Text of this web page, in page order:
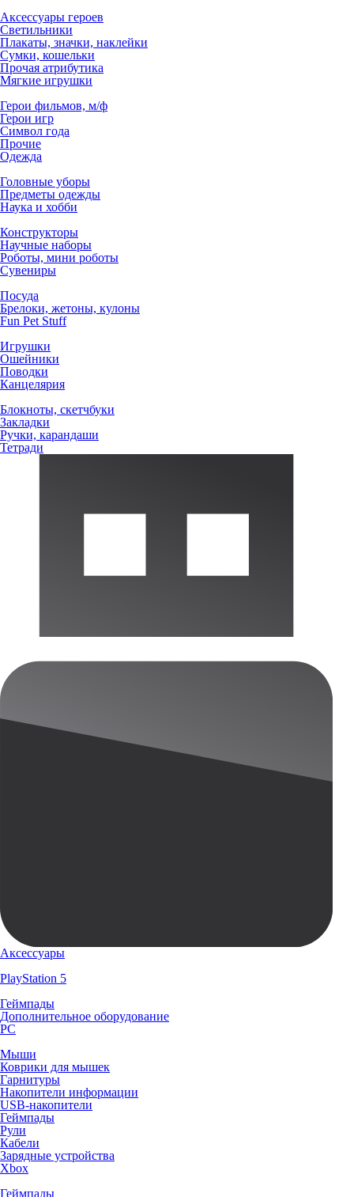
Аксессуары героев
Светильники
Плакаты, значки, наклейки
Сумки, кошельки
Прочая атрибутика
Мягкие игрушки
Герои фильмов, м/ф
Герои игр
Символ года
Прочие
Одежда
Головные уборы
Предметы одежды
Наука и хобби
Конструкторы
Научные наборы
Роботы, мини роботы
Сувениры
Посуда
Брелоки, жетоны, кулоны
Fun Pet Stuff
Игрушки
Ошейники
Поводки
Канцелярия
Блокноты, скетчбуки
Закладки
Ручки, карандаши
Тетради
Аксессуары
PlayStation 5
Геймпады
Дополнительное оборудование
PC
Мыши
Коврики для мышек
Гарнитуры
Накопители информации
USB-накопители
Геймпады
Рули
Кабели
Зарядные устройства
Xbox
Геймпады